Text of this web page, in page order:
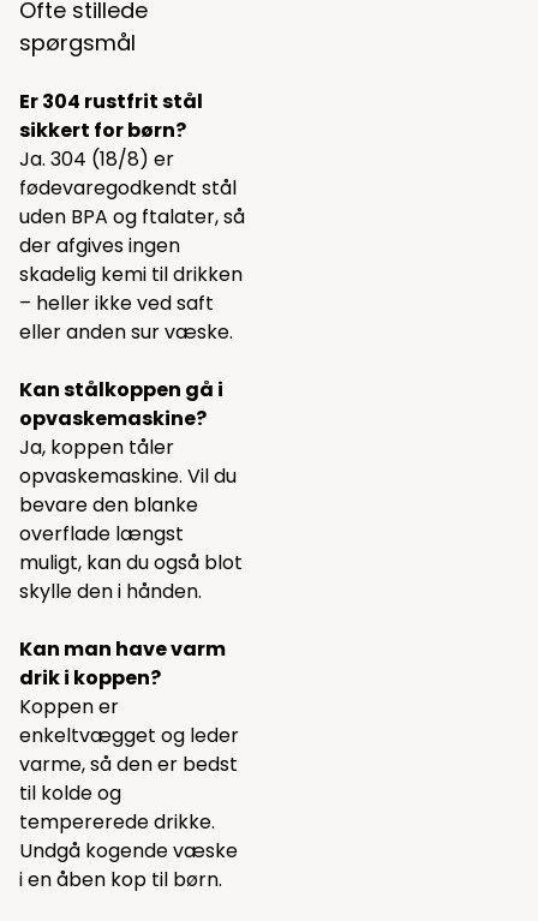
Ofte stillede
spørgsmål
Er 304 rustfrit stål
sikkert for børn?
Ja. 304 (18/8) er
fødevaregodkendt stål
uden BPA og ftalater, så
der afgives ingen
skadelig kemi til drikken
– heller ikke ved saft
eller anden sur væske.
Kan stålkoppen gå i
opvaskemaskine?
Ja, koppen tåler
opvaskemaskine. Vil du
bevare den blanke
overflade længst
muligt, kan du også blot
skylle den i hånden.
Kan man have varm
drik i koppen?
Koppen er
enkeltvægget og leder
varme, så den er bedst
til kolde og
tempererede drikke.
Undgå kogende væske
i en åben kop til børn.